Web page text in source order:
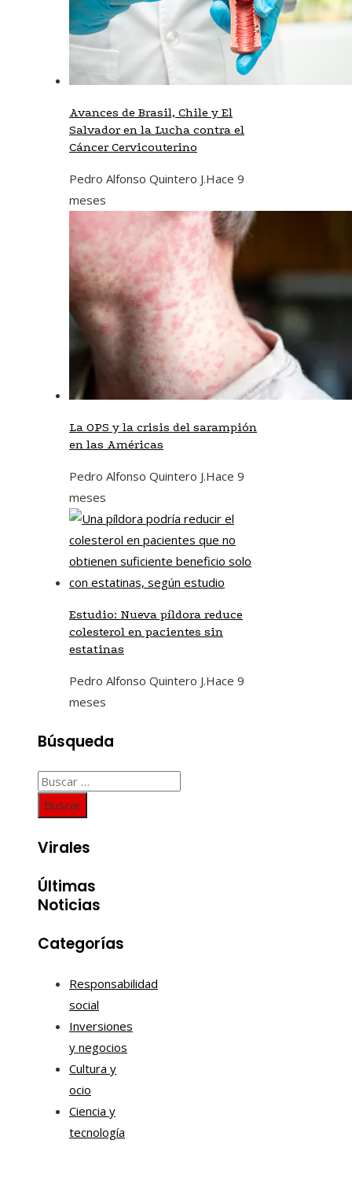
Avances de Brasil, Chile y El
Salvador en la Lucha contra el
Cáncer Cervicouterino
Pedro Alfonso Quintero J.Hace 9
meses
La OPS y la crisis del sarampión
en las Américas
Pedro Alfonso Quintero J.Hace 9
meses
Estudio: Nueva píldora reduce
colesterol en pacientes sin
estatinas
Pedro Alfonso Quintero J.Hace 9
meses
Búsqueda
Buscar:
Virales
Últimas
Noticias
Categorías
Responsabilidad
social
Inversiones
y negocios
Cultura y
ocio
Ciencia y
tecnología